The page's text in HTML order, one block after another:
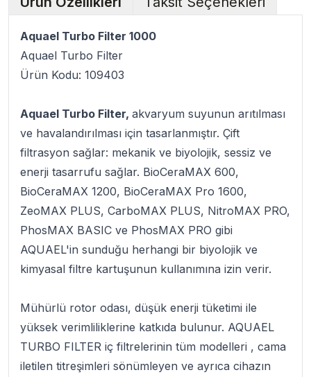
Aquael Turbo Filter 1000
Aquael Turbo Filter
Ürün Kodu: 109403
Aquael Turbo Filter, akvaryum suyunun arıtılması
ve havalandırılması için tasarlanmıştır. Çift
filtrasyon sağlar: mekanik ve biyolojik, sessiz ve
enerji tasarrufu sağlar. BioCeraMAX 600,
BioCeraMAX 1200, BioCeraMAX Pro 1600,
ZeoMAX PLUS, CarboMAX PLUS, NitroMAX PRO,
PhosMAX BASIC ve PhosMAX PRO gibi
AQUAEL'in sunduğu herhangi bir biyolojik ve
kimyasal filtre kartuşunun kullanımına izin verir.
Mühürlü rotor odası, düşük enerji tüketimi ile
yüksek verimliliklerine katkıda bulunur. AQUAEL
TURBO FILTER iç filtrelerinin tüm modelleri , cama
iletilen titreşimleri sönümleyen ve ayrıca cihazın